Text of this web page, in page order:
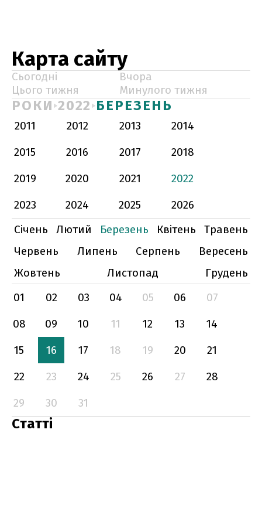
Карта сайту
Сьогодні
Вчора
Цього тижня
Минулого тижня
РОКИ 2022 БЕРЕЗЕНЬ
2011 2012 2013
2014
2015
2016 2017
2018
2019
2020 2021
2022
2023
2024 2025
2026
Січень
Лютий Березень Квітень
Травень
Червень
Липень Серпень
Вересень
Жовтень
Листопад
Грудень
01
02 03 04 05 06
07
08
09 10 11 12 13
14
15
16 17 18 19 20
21
22
23 24 25 26 27
28
29
30 31
Статті